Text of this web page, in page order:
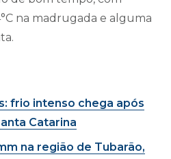
na madrugada e alguma
frio intenso chega após
Catarina
na região de Tubarão,